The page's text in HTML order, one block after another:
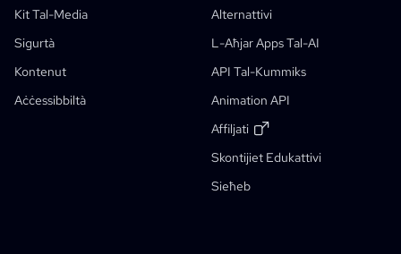
Kit Tal-Media
Sigurtà
Kontenut
Aċċessibbiltà
Alternattivi
L-Aħjar Apps Tal-AI
API Tal-Kummiks
Animation API
Affiljati
Skontijiet Edukattivi
Sieħeb
Kitba Ta' Stejjer AI
Ħolqien Ta’ Stejjer Għat-Tfal
Workflows Ġenerattivi
Ġeneratur Ta' Storybook AI
Ritratt Għal Anime
Ġeneratur Ta’ Skripts Manga Bl-AI
Filtru Ta’ Immaġini Iswed U Abjad
Colorizer Manga Bl-AI
Maker Manga
Traduttur Manga
Anime Għal Ħajja Real
Ġeneratur Ta’ Karattri Anime
AI Pixel Art Generator
Għodda Biex Tqarwis Character Sheet
Għodda Għall-Segmentazzjoni Tal-Panel Tal-Comic